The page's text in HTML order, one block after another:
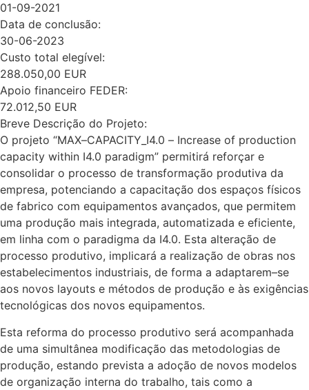
01-09-2021
Data de conclusão:
30-06-2023
Custo total elegível:
288.050,00 EUR
Apoio financeiro FEDER:
72.012,50 EUR
Breve Descrição do Projeto:
O projeto “MAX–CAPACITY_I4.0 – Increase of production
capacity within I4.0 paradigm” permitirá reforçar e
consolidar o processo de transformação produtiva da
empresa, potenciando a capacitação dos espaços físicos
de fabrico com equipamentos avançados, que permitem
uma produção mais integrada, automatizada e eficiente,
em linha com o paradigma da I4.0. Esta alteração de
processo produtivo, implicará a realização de obras nos
estabelecimentos industriais, de forma a adaptarem–se
aos novos layouts e métodos de produção e às exigências
tecnológicas dos novos equipamentos.
Esta reforma do processo produtivo será acompanhada
de uma simultânea modificação das metodologias de
produção, estando prevista a adoção de novos modelos
de organização interna do trabalho, tais como a